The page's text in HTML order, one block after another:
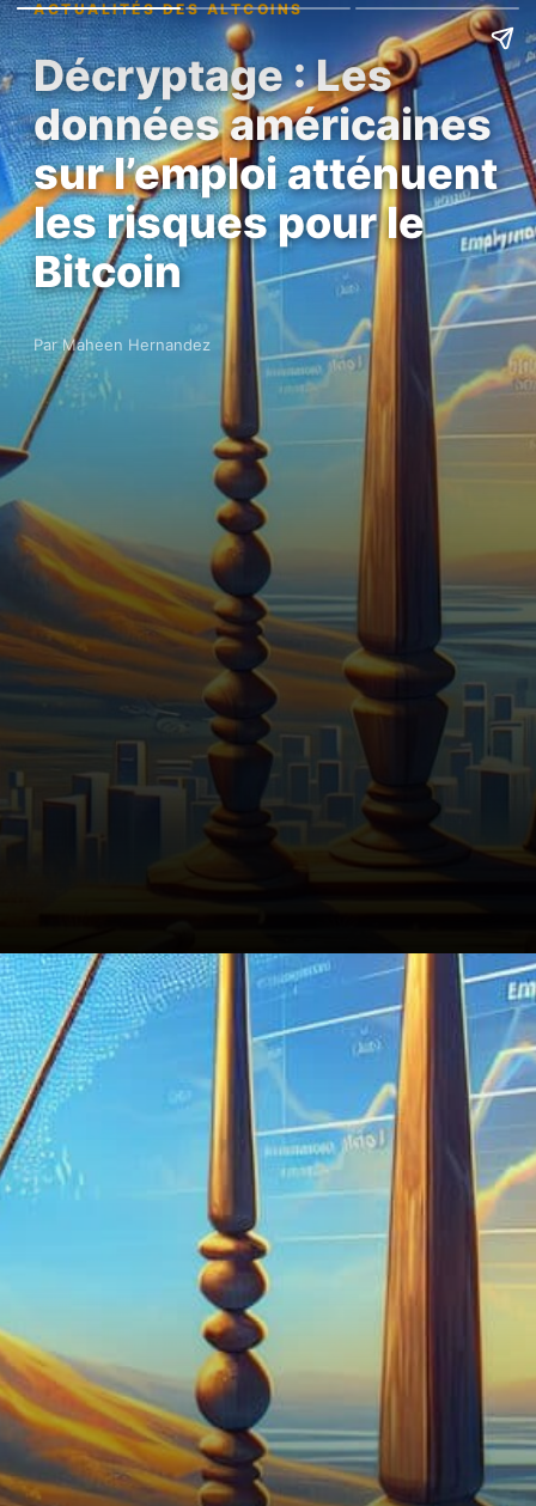
ACTUALITÉS DES ALTCOINS
Décryptage : Les
données américaines
sur l’emploi atténuent
les risques pour le
Bitcoin
Par Maheen Hernandez